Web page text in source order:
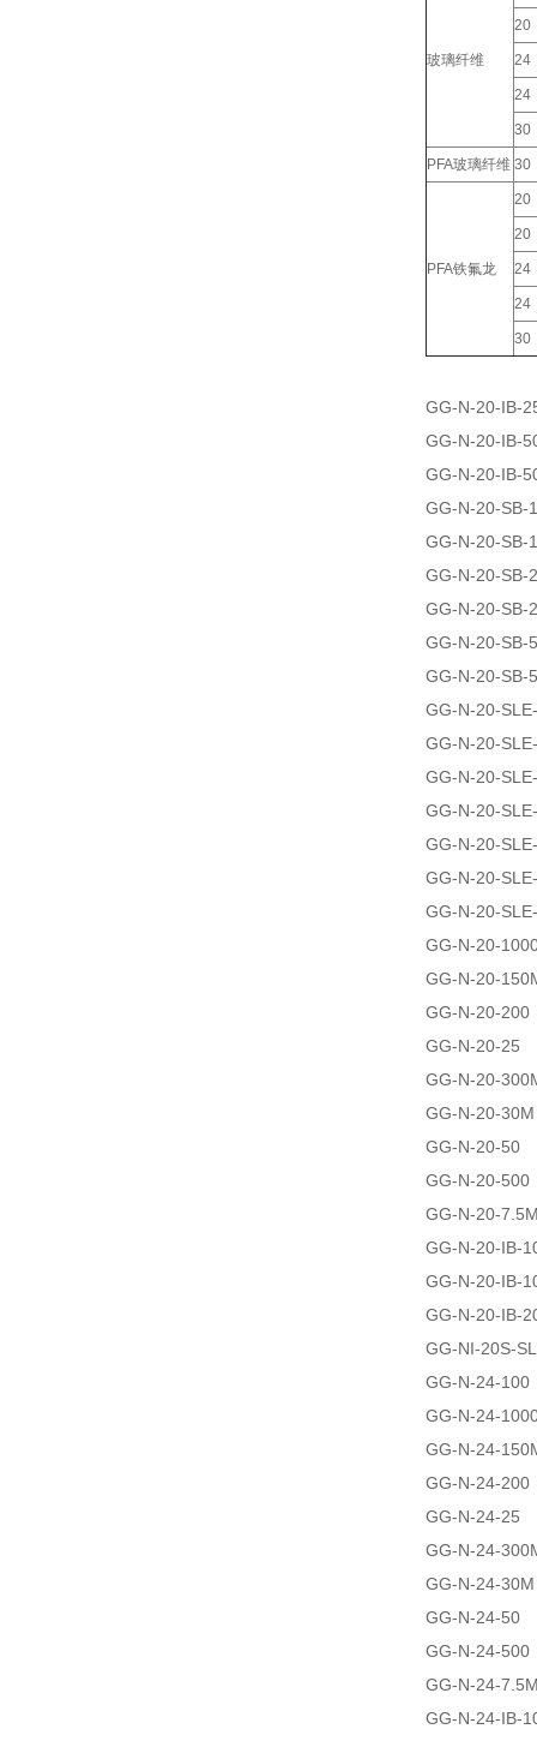
玻璃纤维
20
24
24
30
PFA玻璃纤维 30
PFA铁氟龙
20
20
24
24
30
GG-N-20-IB-
GG-N-20-IB-
GG-N-20-IB-
GG-N-20-SB-
GG-N-20-SB-
GG-N-20-SB-
GG-N-20-SB-
GG-N-20-SB-
GG-N-20-SB-
GG-N-20-
GG-N-20-
GG-N-20-
GG-N-20-
GG-N-20-
GG-N-20-
GG-N-20-
GG-N-20-
GG-N-20-
GG-N-20-200
GG-N-20-25
GG-N-20-
GG-N-20-30M
GG-N-20-50
GG-N-20-500
GG-N-20-
GG-N-20-IB-
GG-N-20-IB-
GG-N-20-IB-
GG-NI-20S-
GG-N-24-100
GG-N-24-
GG-N-24-
GG-N-24-200
GG-N-24-25
GG-N-24-
GG-N-24-30M
GG-N-24-50
GG-N-24-500
GG-N-24-
GG-N-24-IB-